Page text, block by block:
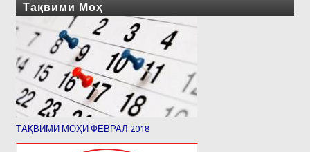
Тақвими Моҳ
ТАҚВИМИ МОҲИ ФЕВРАЛ 2018